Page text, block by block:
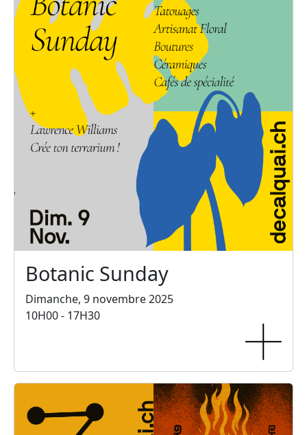
Botanic Sunday
Dimanche, 9 novembre 2025
10H00 - 17H30